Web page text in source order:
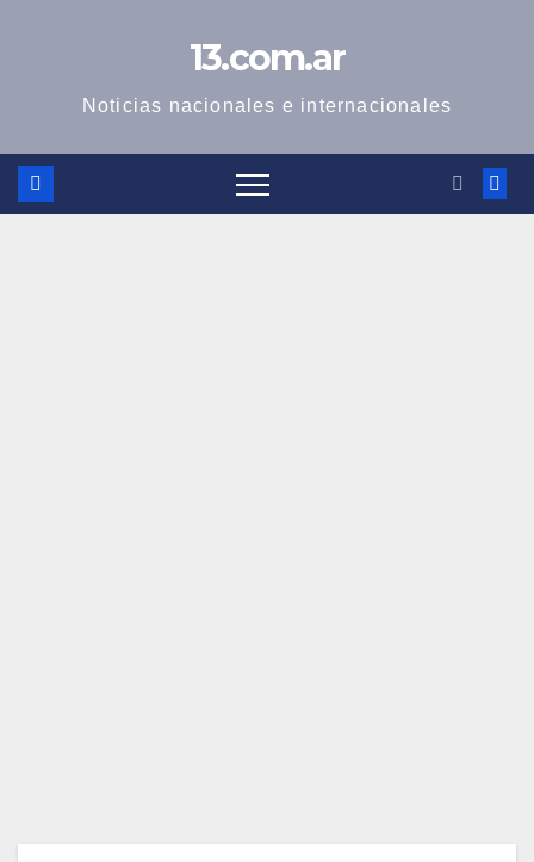
13.com.ar
Noticias nacionales e internacionales